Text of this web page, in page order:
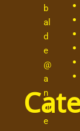
b
al
d
e
@
a
n
dr
e